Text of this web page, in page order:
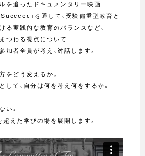
を追ったドキュメンタリー映画
」を通して、受験偏重型教育と
る実践的な教育のバランスなど、
つわる視点について
加者全員が考え、対話します。
をどう変えるか。
して、自分は何を考え何をするか。
い。
超えた学びの場を展開します。